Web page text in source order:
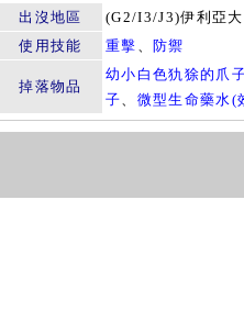
出沒地區
(G2/I3/J3)伊利亞
使用技能
重擊 、 防禦
掉落物品
幼小白色犰狳的爪
子、 微型生命藥水(